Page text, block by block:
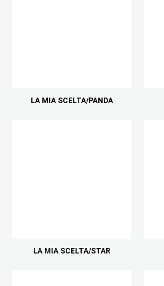
LA MIA SCELTA/PANDA
LA MIA SCELTA/STAR